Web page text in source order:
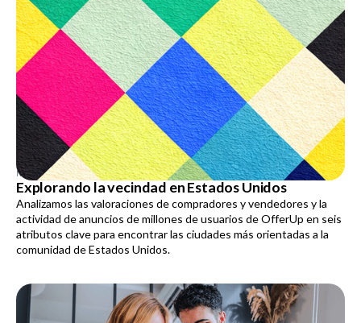
NOVEMBER 20, 2025
Explorando la vecindad en Estados Unidos
Analizamos las valoraciones de compradores y vendedores y la
actividad de anuncios de millones de usuarios de OfferUp en seis
atributos clave para encontrar las ciudades más orientadas a la
comunidad de Estados Unidos.